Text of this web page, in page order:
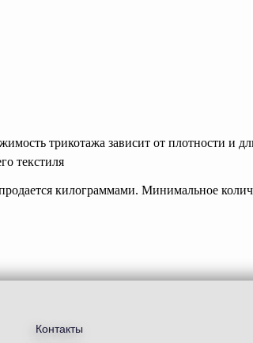
трикотажа зависит от плотности и
текстиля
килограммами. Минимальное
Контакты